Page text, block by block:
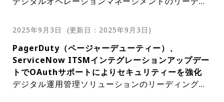
提供することで実現する。また、エージェント
活用した自動化主導の運用への明確な道筋を示
す。PagerDutyの最新リリースには、開発者
の作業環境に合わせた機能も含まれている。こ
れには、MCPサポート、チャットエクスペリ
エンスの強化、Backstageインテグレーション
などが含まれる。これらの機能は、開発プロセ
コンサルタント）仮想サイト信頼性エンジニアとし
なハイライトの一つだ。このAIエージェントは、シ
ており、エンジニアの作業負荷を軽減する。一方、I
nsightエージェントは運用に関する洞察を提供し、
組織が情報に基づいた意思決定を行うのを支援す
る。Shiftエージェントはシフト調整を自動化し、Sc
Nabb氏はPagerDutyのグローバル市場開拓戦略を
彼の責任範囲は、グローバルセールス、パートナ
ー、カスタマーサクセス、プロフェッショナルサー
ビス、カスタマーサポート、そして収益オペレーシ
ョンなど、グローバル市場開拓に関わる全ての業務
ーティー）は、第2四半期の売上高が前年同期比6%
増の1億2,300万ドルに達したと発表した。同社の年
間経常収益（ARR）も5%増の4億9,900万ドルとな
った。第2四半期の営業利益は約400万ドル、非GAA
Pベースの営業利益は3,100万ドルとなった。同社の
CEO、Jennifer Tejada氏は、GAAPベースの収益
2025年9月3日 (更新日： 2025年9月3日 )
PagerDuty（ページャーデューティー）、
ServiceNow ITSMインテグレーションアップデー
トでOAuthサポートによりセキュリティーを強化
デジタル運用管理ソリューションのリーディングプ